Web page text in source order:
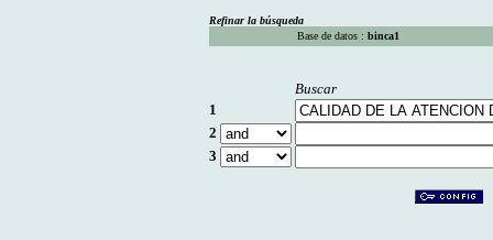
Refinar la búsqueda
Base de datos : binca1
Buscar
1
2
3